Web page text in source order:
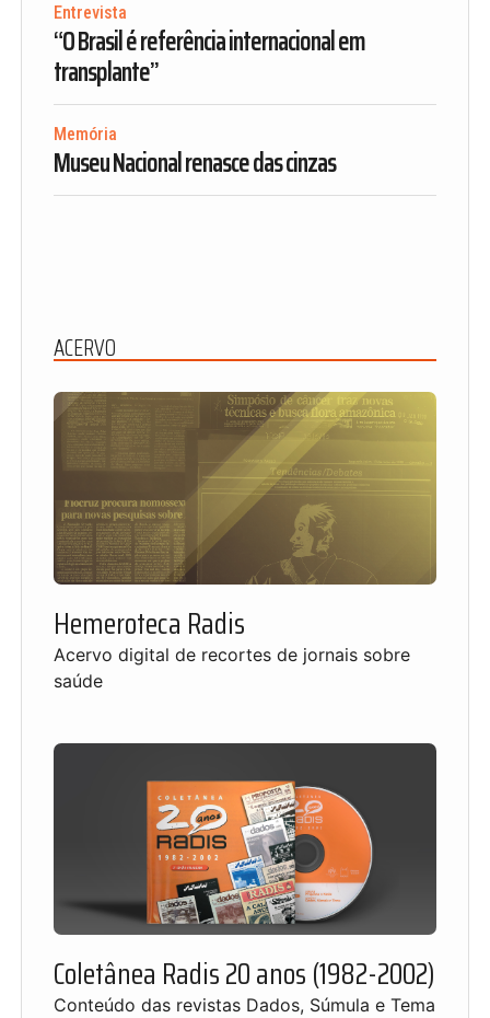
Entrevista
“O Brasil é referência internacional em
transplante”
Memória
Museu Nacional renasce das cinzas
ACERVO
Hemeroteca Radis
Acervo digital de recortes de jornais sobre
saúde
Coletânea Radis 20 anos (1982-2002)
Conteúdo das revistas Dados, Súmula e Tema